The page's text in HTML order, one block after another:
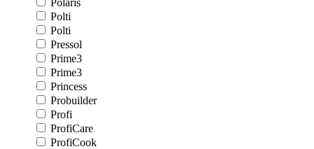
Polaris
Polti
Polti
Pressol
Prime3
Prime3
Princess
Probuilder
Profi
ProfiCare
ProfiCook